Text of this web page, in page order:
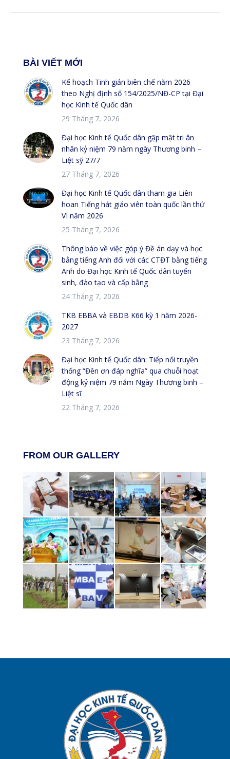
BÀI VIẾT MỚI
Kế hoạch Tinh giản biên chế năm 2026
theo Nghị định số 154/2025/NĐ-CP tại Đại
học Kinh tế Quốc dân
29 Tháng 7, 2026
Đại học Kinh tế Quốc dân gặp mặt tri ân
nhân kỷ niệm 79 năm ngày Thương binh –
Liệt sỹ 27/7
27 Tháng 7, 2026
Đại học Kinh tế Quốc dân tham gia Liên
hoan Tiếng hát giáo viên toàn quốc lần thứ
VI năm 2026
25 Tháng 7, 2026
Thông báo về việc góp ý Đề án dạy và học
bằng tiếng Anh đối với các CTĐT bằng tiếng
Anh do Đại học Kinh tế Quốc dân tuyển
sinh, đào tạo và cấp bằng
24 Tháng 7, 2026
TKB EBBA và EBDB K66 kỳ 1 năm 2026-
2027
23 Tháng 7, 2026
Đại học Kinh tế Quốc dân: Tiếp nối truyền
thống “Đền ơn đáp nghĩa” qua chuỗi hoạt
động kỷ niệm 79 năm Ngày Thương binh –
Liệt sĩ
22 Tháng 7, 2026
FROM OUR GALLERY